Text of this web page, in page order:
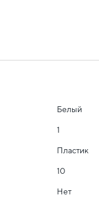
Белый
1
Пластик
10
Нет